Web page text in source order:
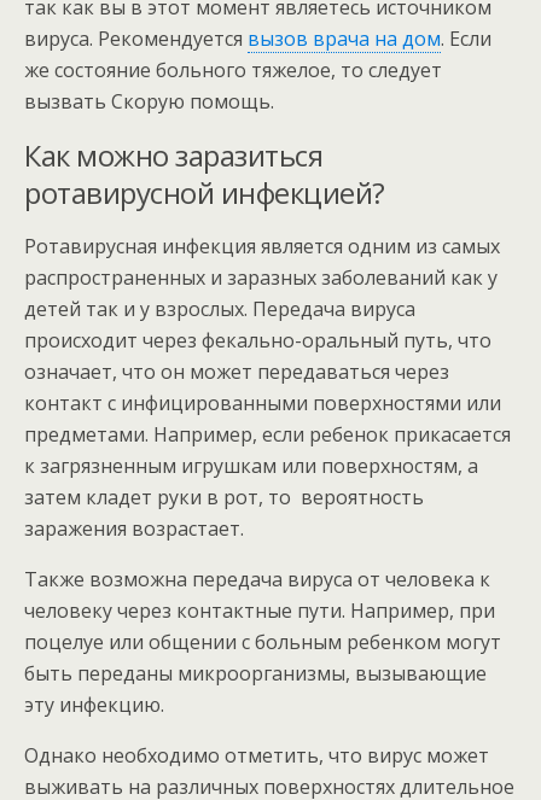
так как вы в этот момент являетесь источником
вируса. Рекомендуется вызов врача на дом. Если
же состояние больного тяжелое, то следует
вызвать Скорую помощь.
Как можно заразиться
ротавирусной инфекцией?
Ротавирусная инфекция является одним из самых
распространенных и заразных заболеваний как у
детей так и у взрослых. Передача вируса
происходит через фекально-оральный путь, что
означает, что он может передаваться через
контакт с инфицированными поверхностями или
предметами. Например, если ребенок прикасается
к загрязненным игрушкам или поверхностям, а
затем кладет руки в рот, то вероятность
заражения возрастает.
Также возможна передача вируса от человека к
человеку через контактные пути. Например, при
поцелуе или общении с больным ребенком могут
быть переданы микроорганизмы, вызывающие
эту инфекцию.
Однако необходимо отметить, что вирус может
выживать на различных поверхностях длительное